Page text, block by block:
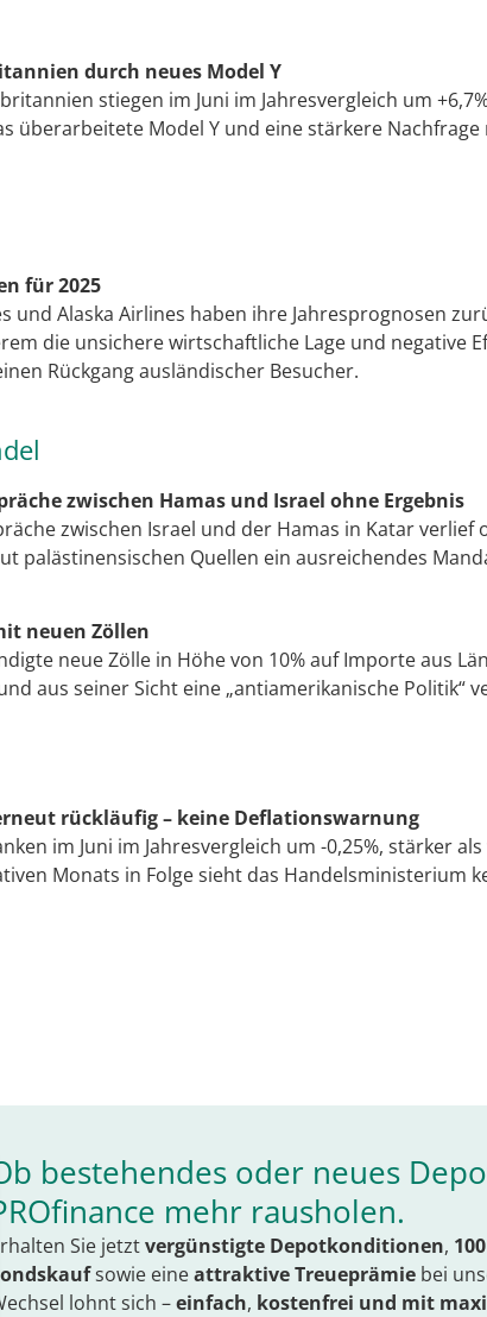
durch neues Model Y
stiegen im Juni im Jahresvergleich um
überarbeitete Model Y und eine stärkere Nachfrage
für 2025
und Alaska Airlines haben ihre Jahresprognosen
die unsichere wirtschaftliche Lage und negative
Rückgang ausländischer Besucher.
zwischen Hamas und Israel ohne Ergebnis
zwischen Israel und der Hamas in Katar verlief
palästinensischen Quellen ein ausreichendes
neuen Zöllen
neue Zölle in Höhe von 10% auf Importe aus
aus seiner Sicht eine „antiamerikanische Politik“
rückläufig – keine Deflationswarnung
im Juni im Jahresvergleich um -0,25%, stärker
Monats in Folge sieht das Handelsministerium
bestehendes oder neues
mehr rausholen.
Sie jetztvergünstigte Depotkonditionen,
sowie eineattraktive Treueprämiebei
lohnt sich –einfach, kostenfrei und mit